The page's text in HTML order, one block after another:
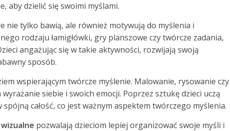
aby dzielić się swoimi myślami.
nie tylko bawią, ale również motywują do myślenia i
rodzaju łamigłówki, gry planszowe czy twórcze zadania,
angażując się w takie aktywności, rozwijają swoją
sposób.
wspierającym twórcze myślenie. Malowanie, rysowanie czy
siebie i swoich emocji. Poprzez sztukę dzieci uczą
całość, co jest ważnym aspektem twórczego myślenia.
pozwalają dzieciom lepiej organizować swoje myśli i